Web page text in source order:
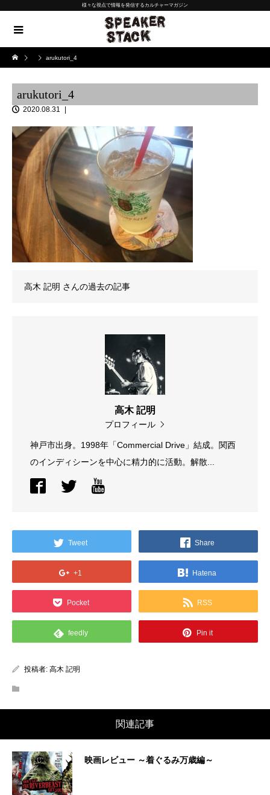
様々な視点で情報を発信するカルチャーマガジン
arukutori_4
arukutori_4
2020.08.31
高木 記明 さんの過去の記事
高木 記明
プロフィール
神戸市出身。1998年「Commercial Drive」結成。関西
のインディシーンを中心に精力的に活動。解散...
Tweet Share
+1 Hatena
Pocket RSS
feedly Pin it
投稿者: 高木 記明
関連記事
映画レビュー ～着ぐるみ万歳編～